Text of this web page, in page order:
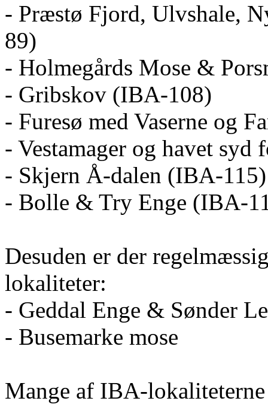
- Præstø Fjord, Ulvshale,
89)
- Holmegårds Mose &
- Gribskov (IBA-108)
- Furesø med Vaserne og
- Vestamager og havet
- Skjern Å-dalen (IBA-115)
- Bolle & Try Enge (IBA-
Desuden er der
lokaliteter:
- Geddal Enge & Sønder
- Busemarke mose
Mange af IBA-lokaliteterne